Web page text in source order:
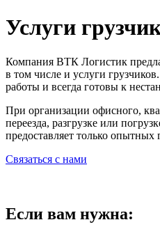
Услуги
Компания ВТК Логистик
в том числе и услуги
работы и всегда готовы к
При организации офисного,
переезда, разгрузке или
предоставляет только опытных
Связаться с нами
Если вам нужна: